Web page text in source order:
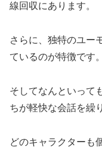
線回収にあります。
さらに、独特のユー
ているのが特徴です。
そしてなんといって
ちが軽快な会話を繰
どのキャラクターも